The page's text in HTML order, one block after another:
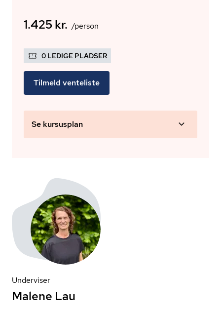
1.425 kr. /person
0 LEDIGE PLADSER
Tilmeld venteliste
Se kursusplan
Underviser
Malene Lau